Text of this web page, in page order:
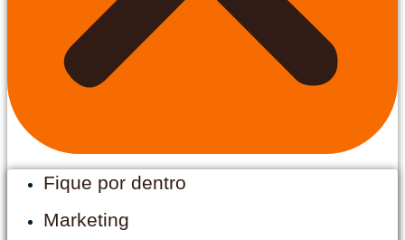
Fique por dentro
Marketing